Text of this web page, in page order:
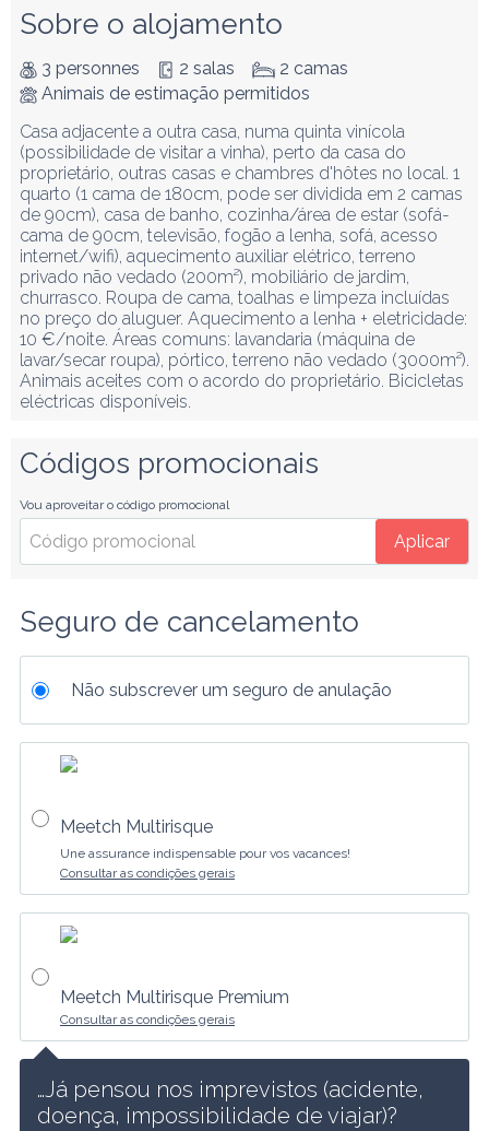
Sobre o alojamento
3 personnes 2 salas
2 camas
Animais de estimação permitidos
Casa adjacente a outra casa, numa quinta vinícola
(possibilidade de visitar a vinha), perto da casa do
proprietário, outras casas e chambres d'hôtes no local. 1
quarto (1 cama de 180cm, pode ser dividida em 2 camas
de 90cm), casa de banho, cozinha/área de estar (sofá-
cama de 90cm, televisão, fogão a lenha, sofá, acesso
internet/wifi), aquecimento auxiliar elétrico, terreno
privado não vedado (200m²), mobiliário de jardim,
churrasco. Roupa de cama, toalhas e limpeza incluídas
no preço do aluguer. Aquecimento a lenha + eletricidade:
10 €/noite. Áreas comuns: lavandaria (máquina de
lavar/secar roupa), pórtico, terreno não vedado (3000m²).
Animais aceites com o acordo do proprietário. Bicicletas
eléctricas disponíveis.
Códigos promocionais
Vou aproveitar o código promocional
Aplicar
Seguro de cancelamento
Não subscrever um seguro de anulação
Meetch Multirisque
Une assurance indispensable pour vos vacances!
Consultar as condições gerais
Meetch Multirisque Premium
Consultar as condições gerais
…Já pensou nos imprevistos (acidente,
doença, impossibilidade de viajar)?